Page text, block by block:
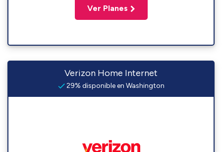
Ver Planes
Verizon Home Internet
29% disponible en Washington